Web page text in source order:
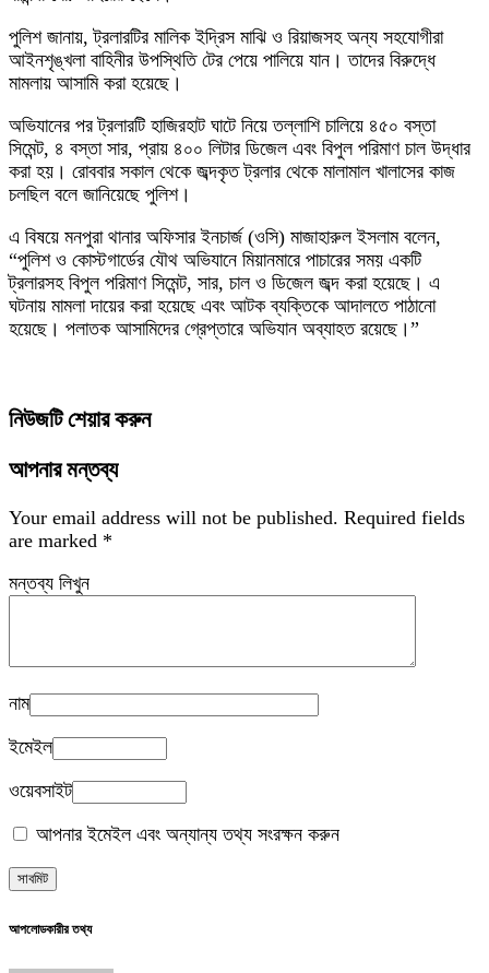
পুলিশ জানায়, ট্রলারটির মালিক ইদ্রিস মাঝি ও রিয়াজসহ অন্য সহযোগীরা
আইনশৃঙ্খলা বাহিনীর উপস্থিতি টের পেয়ে পালিয়ে যান। তাদের বিরুদ্ধে
মামলায় আসামি করা হয়েছে।
অভিযানের পর ট্রলারটি হাজিরহাট ঘাটে নিয়ে তল্লাশি চালিয়ে ৪৫০ বস্তা
সিমেন্ট, ৪ বস্তা সার, প্রায় ৪০০ লিটার ডিজেল এবং বিপুল পরিমাণ চাল উদ্ধার
করা হয়। রোববার সকাল থেকে জব্দকৃত ট্রলার থেকে মালামাল খালাসের কাজ
চলছিল বলে জানিয়েছে পুলিশ।
এ বিষয়ে মনপুরা থানার অফিসার ইনচার্জ (ওসি) মাজাহারুল ইসলাম বলেন,
“পুলিশ ও কোস্টগার্ডের যৌথ অভিযানে মিয়ানমারে পাচারের সময় একটি
ট্রলারসহ বিপুল পরিমাণ সিমেন্ট, সার, চাল ও ডিজেল জব্দ করা হয়েছে। এ
ঘটনায় মামলা দায়ের করা হয়েছে এবং আটক ব্যক্তিকে আদালতে পাঠানো
হয়েছে। পলাতক আসামিদের গ্রেপ্তারে অভিযান অব্যাহত রয়েছে।”
নিউজটি শেয়ার করুন
আপনার মন্তব্য
Your email address will not be published. Required fields
are marked *
মন্তব্য লিখুন
নাম
ইমেইল
ওয়েবসাইট
আপনার ইমেইল এবং অন্যান্য তথ্য সংরক্ষন করুন
আপলোডকারীর তথ্য